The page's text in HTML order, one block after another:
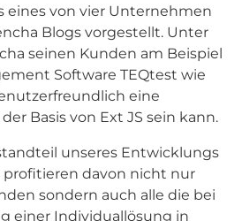
eines von vier Unternehmen
Blogs vorgestellt. Unter
seinen Kunden am Beispiel
Software TEQtest wie
eine
Basis von Ext JS sein kann.
unseres Entwicklungs
profitieren davon nicht nur
sondern auch alle die bei
einer Individuallösung in